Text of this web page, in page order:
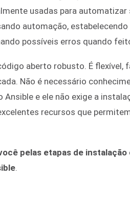
usadas para
automação,
possíveis erros quando
aberto robusto. É flexível,
Não é necessário
Ansible e ele não exige a
recursos que
pelas etapas de